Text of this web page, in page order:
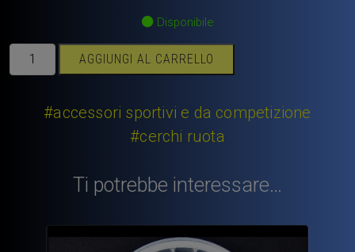
Disponibile
Bullone
conico
AGGIUNGI AL CARRELLO
#accessori sportivi e da competizione
#cerchi ruota
Ti potrebbe interessare…